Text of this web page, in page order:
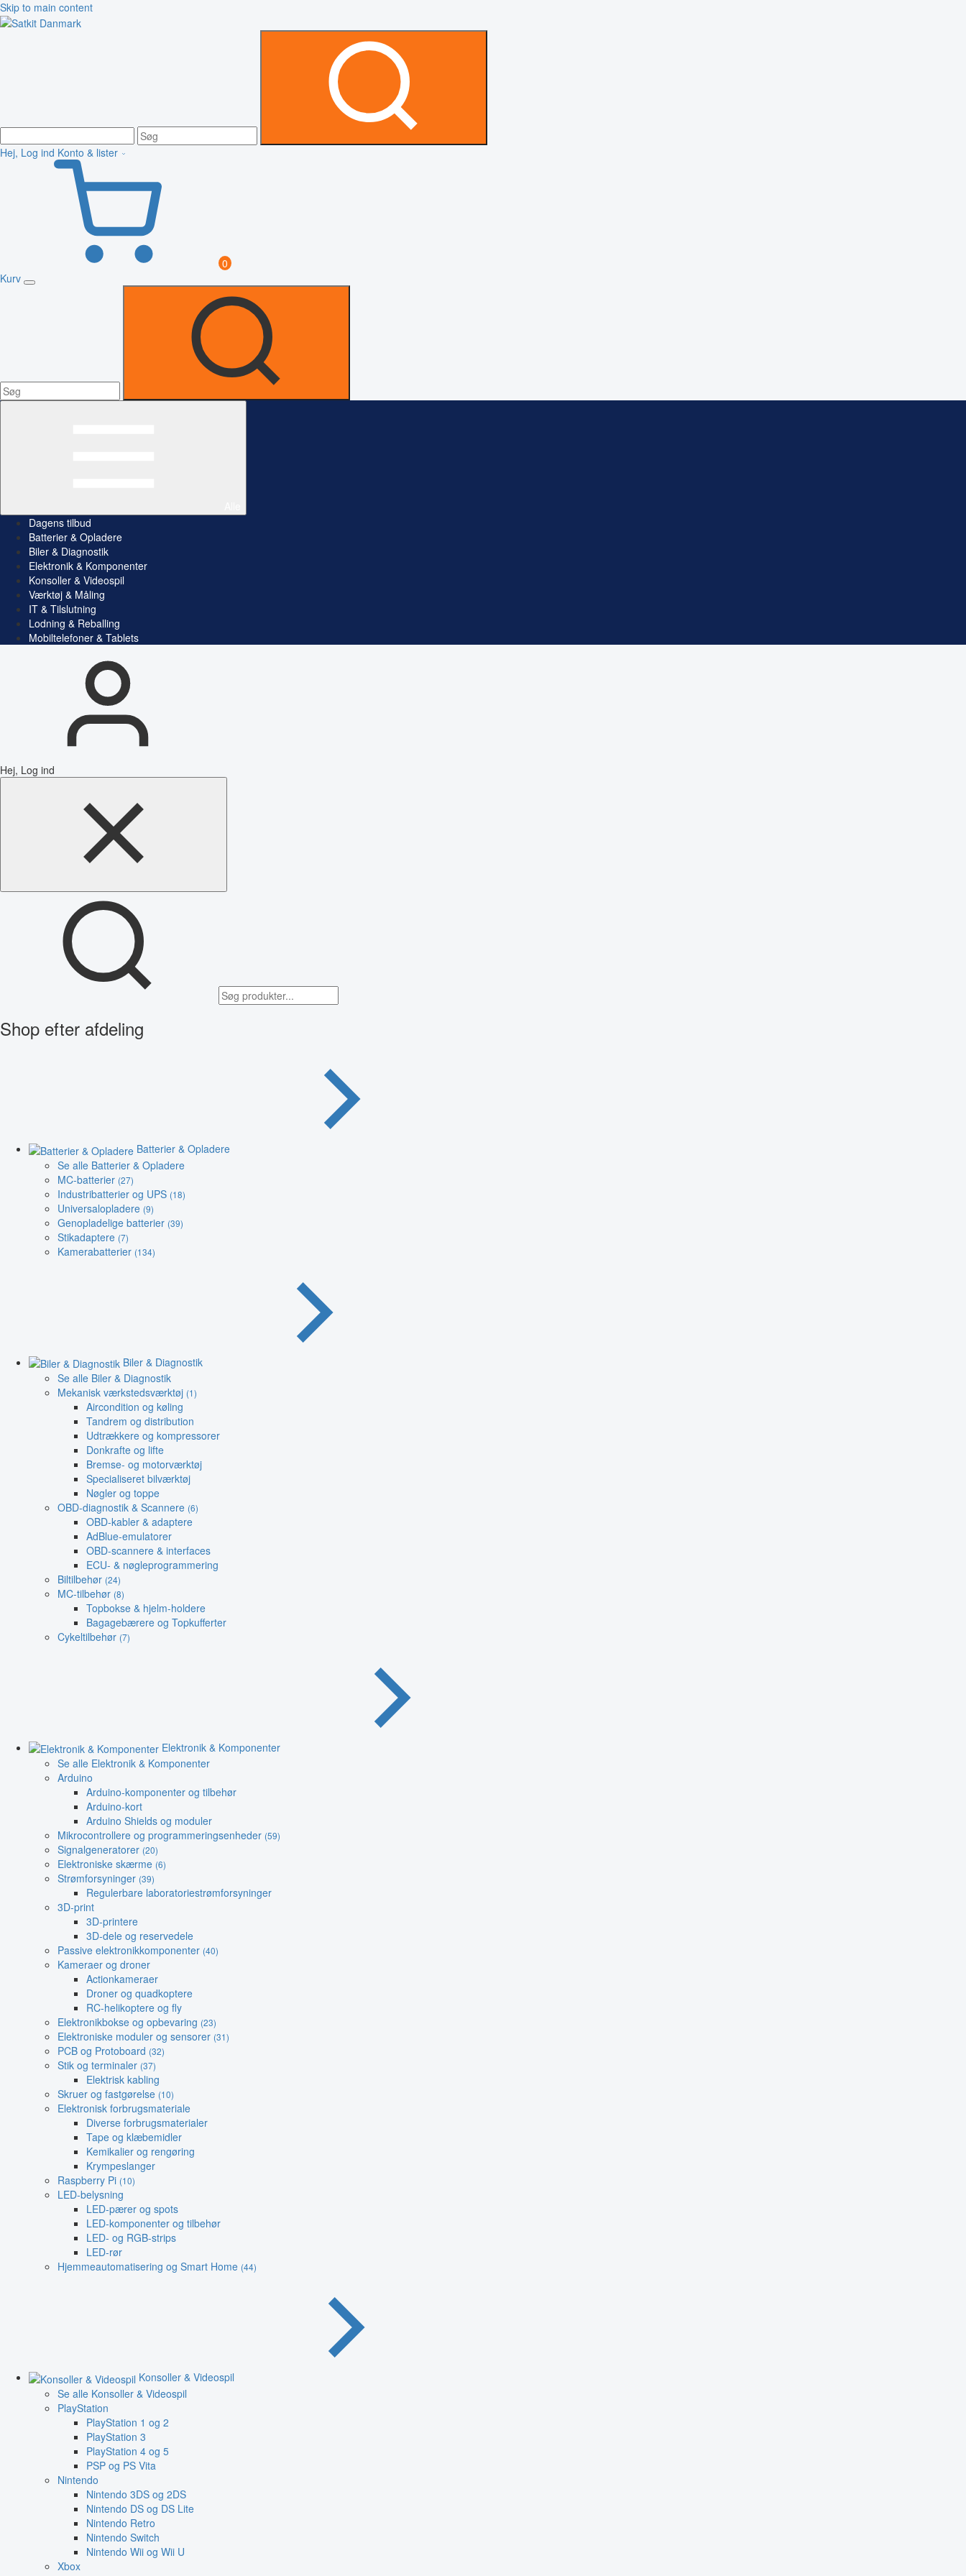
Skip to main content
Hej, Log ind Konto & lister
0
Kurv
Dagens tilbud
Batterier & Opladere
Biler & Diagnostik
Elektronik & Komponenter
Konsoller & Videospil
Værktøj & Måling
IT & Tilslutning
Lodning & Reballing
Mobiltelefoner & Tablets
Hej, Log ind
Shop efter afdeling
Batterier & Opladere
Se alle Batterier & Opladere
MC-batterier (27)
Industribatterier og UPS (18)
Universalopladere (9)
Genopladelige batterier (39)
Stikadaptere (7)
Kamerabatterier (134)
Biler & Diagnostik
Se alle Biler & Diagnostik
Mekanisk værkstedsværktøj (1)
Aircondition og køling
Tandrem og distribution
Udtrækkere og kompressorer
Donkrafte og lifte
Bremse- og motorværktøj
Specialiseret bilværktøj
Nøgler og toppe
OBD-diagnostik & Scannere (6)
OBD-kabler & adaptere
AdBlue-emulatorer
OBD-scannere & interfaces
ECU- & nøgleprogrammering
Biltilbehør (24)
MC-tilbehør (8)
Topbokse & hjelm-holdere
Bagagebærere og Topkufferter
Cykeltilbehør (7)
Elektronik & Komponenter
Se alle Elektronik & Komponenter
Arduino
Arduino-komponenter og tilbehør
Arduino-kort
Arduino Shields og moduler
Mikrocontrollere og programmeringsenheder (59)
Signalgeneratorer (20)
Elektroniske skærme (6)
Strømforsyninger (39)
Regulerbare laboratoriestrømforsyninger
3D-print
3D-printere
3D-dele og reservedele
Passive elektronikkomponenter (40)
Kameraer og droner
Actionkameraer
Droner og quadkoptere
RC-helikoptere og fly
Elektronikbokse og opbevaring (23)
Elektroniske moduler og sensorer (31)
PCB og Protoboard (32)
Stik og terminaler (37)
Elektrisk kabling
Skruer og fastgørelse (10)
Elektronisk forbrugsmateriale
Diverse forbrugsmaterialer
Tape og klæbemidler
Kemikalier og rengøring
Krympeslanger
Raspberry Pi (10)
LED-belysning
LED-pærer og spots
LED-komponenter og tilbehør
LED- og RGB-strips
LED-rør
Hjemmeautomatisering og Smart Home (44)
Konsoller & Videospil
Se alle Konsoller & Videospil
PlayStation
PlayStation 1 og 2
PlayStation 3
PlayStation 4 og 5
PSP og PS Vita
Nintendo
Nintendo 3DS og 2DS
Nintendo DS og DS Lite
Nintendo Retro
Nintendo Switch
Nintendo Wii og Wii U
Xbox